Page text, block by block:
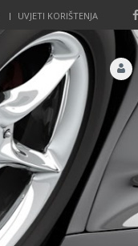
UVJETI KORIŠTENJA